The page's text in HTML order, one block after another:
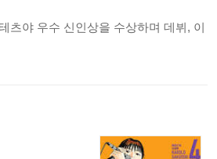
츠야 우수 신인상을 수상하며 데뷔, 이